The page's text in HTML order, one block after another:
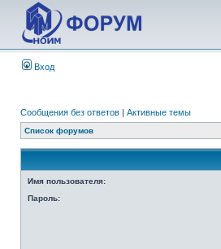
Вход
Сообщения без ответов | Активные темы
Список форумов
Имя пользователя:
Пароль: